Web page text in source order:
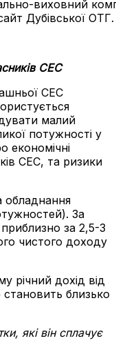
виховний
Дубівської ОТГ.
СЕС
СЕС
малий
потужності у
економічні
СЕС, та ризики
обладнання
За
за 2,5-3
чистого доходу
річний дохід від
становить близько
які він сплачує